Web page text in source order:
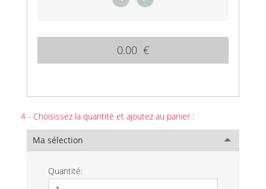
0.00 €
4 - Choisissez la quantité et ajoutez au panier :
Ma sélection
Quantité: